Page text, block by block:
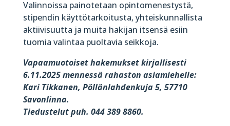
Valinnoissa painotetaan opintomenestystä,
stipendin käyttötarkoitusta, yhteiskunnallista
aktiivisuutta ja muita hakijan itsensä esiin
tuomia valintaa puoltavia seikkoja.
Vapaamuotoiset hakemukset kirjallisesti
6.11.2025 mennessä rahaston asiamiehelle:
Kari Tikkanen, Pöllänlahdenkuja 5, 57710
Savonlinna.
Tiedustelut puh. 044 389 8860.